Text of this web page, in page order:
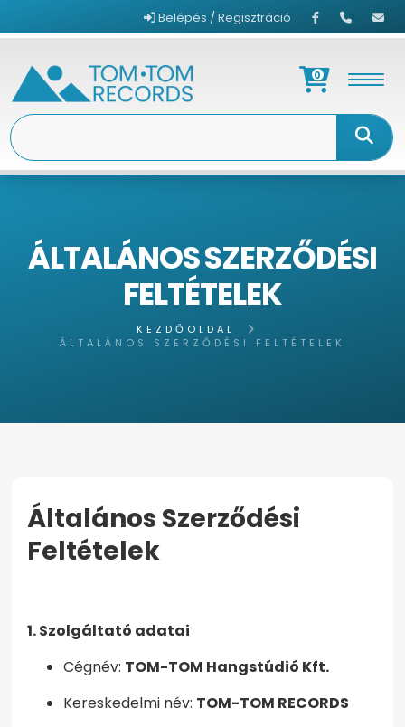
Belépés / Regisztráció
0
ÁLTALÁNOS SZERZŐDÉSI
FELTÉTELEK
KEZDŐOLDAL
ÁLTALÁNOS SZERZŐDÉSI FELTÉTELEK
Általános Szerződési
Feltételek
1. Szolgáltató adatai
Cégnév: TOM-TOM Hangstúdió Kft.
Kereskedelmi név: TOM-TOM RECORDS